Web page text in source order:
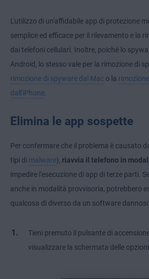
L'utilizzo di un'affidabile app di protezione
semplice ed efficace per il rilevamento e la
dai telefoni cellulari. Inoltre, poiché lo
Android, lo stesso vale per la rimozione di
rimozione di spyware dal Mac o la
dall'iPhone.
Elimina le app sospette
Per confermare che il problema è causato
tipi di malware), riavvia il telefono in
impedire l'esecuzione di app di terze parti.
anche in modalità provvisoria, potrebbero
qualcosa di diverso da un software
Tieni premuto il pulsante di
visualizzare la schermata delle